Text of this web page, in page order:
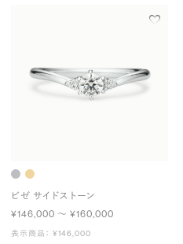
ビゼ サイドストーン
¥146,000 〜 ¥160,000
表示商品： ¥146,000